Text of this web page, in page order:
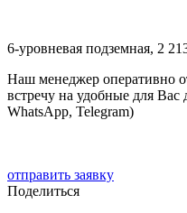
6-уровневая подземная, 2
Наш менеджер оперативно
встречу на удобные для
WhatsApp, Telegram)
отправить заявку
Поделиться